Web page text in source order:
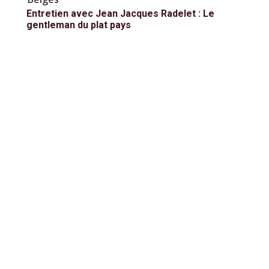
Entretien avec Jean Jacques Radelet : Le
gentleman du plat pays